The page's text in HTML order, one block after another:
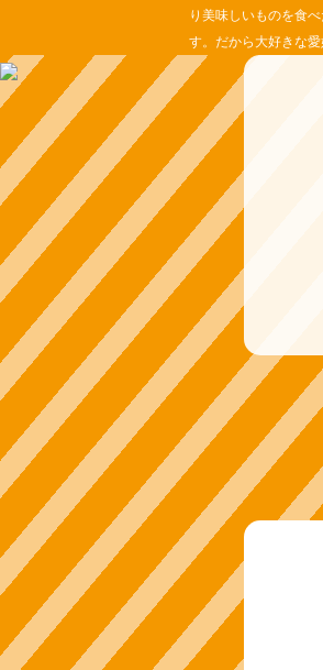
り美味しいものを食
す。だから大好きな